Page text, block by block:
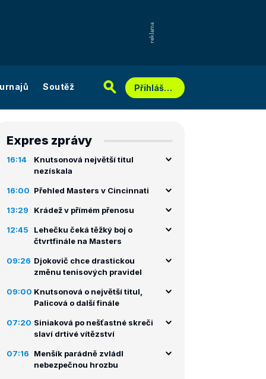
Soutěž Přihlášení
Expres zprávy
16:14
Knutsonová největší titul
nezískala
16:00 Přehled Masters v Cincinnati
13:29 Krádež v přímém přenosu
12:45
Lehečku čeká těžký boj o
čtvrtfinále na Masters
09:26 Djokovič chce drastickou
změnu tenisových pravidel
09:00 Knutsonová o největší titul,
Palicová o další finále
07:20 Siniaková po nešťastné skreči
slaví drtivé vítězství
07:16
Menšík parádně zvládl
nebezpečnou hrozbu